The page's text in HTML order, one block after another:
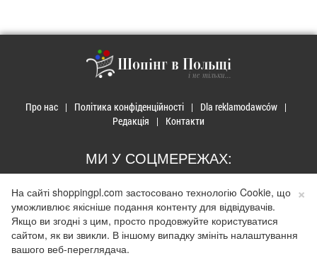
Шопінг в Польщі
і не тільки...
Про нас Політика конфіденційності
Dla reklamodawców
Редакція
Контакти
МИ У СОЦМЕРЕЖАХ:
© 2026 Закупи в Польщі. Developed byRealnet.cf.Depositphotos
Використання матеріалів допускається лише за наявності активного
гіперпосилання на сайт
×
На сайті shoppingpl.com застосовано технологію Cookie, що
уможливлює якісніше подання контенту для відвідувачів.
Якщо ви згодні з цим, просто продовжуйте користуватися
сайтом, як ви звикли. В іншому випадку змініть налаштування
вашого веб-переглядача.